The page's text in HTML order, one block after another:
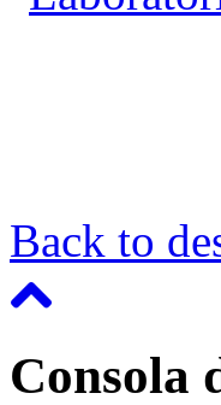
Back to
Consola